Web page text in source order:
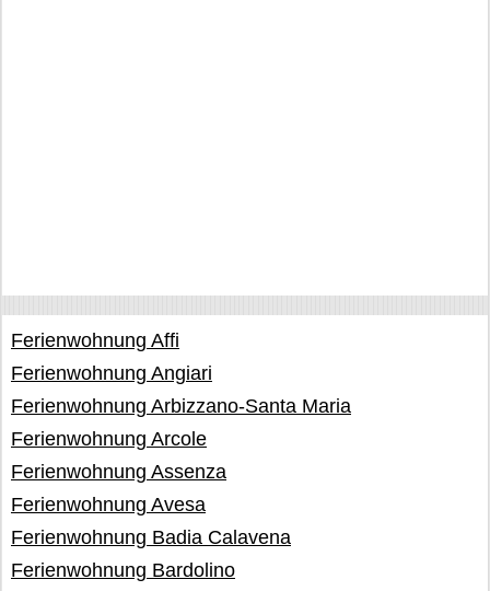
Ferienwohnung Affi
Ferienwohnung Angiari
Ferienwohnung Arbizzano-Santa Maria
Ferienwohnung Arcole
Ferienwohnung Assenza
Ferienwohnung Avesa
Ferienwohnung Badia Calavena
Ferienwohnung Bardolino